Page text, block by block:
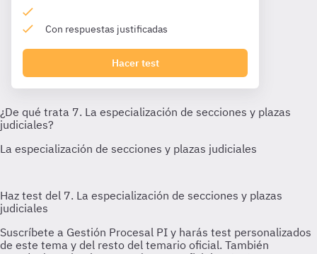
Con respuestas justificadas
Hacer test